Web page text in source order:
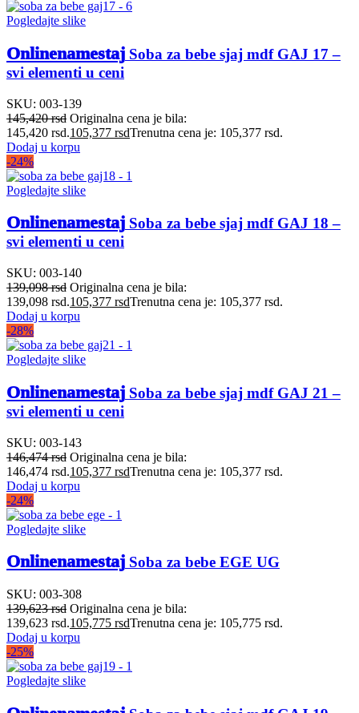
Pogledajte slike
Onlinenamestaj Soba za bebe sjaj mdf GAJ 17 –
svi elementi u ceni
SKU: 003-139
145,420rsd Originalna cena je bila:
145,420 rsd.105,377 rsdTrenutna cena je: 105,377 rsd.
Dodaj u korpu
-24%
Pogledajte slike
Onlinenamestaj Soba za bebe sjaj mdf GAJ 18 –
svi elementi u ceni
SKU: 003-140
139,098rsd Originalna cena je bila:
139,098 rsd.105,377 rsdTrenutna cena je: 105,377 rsd.
Dodaj u korpu
-28%
Pogledajte slike
Onlinenamestaj Soba za bebe sjaj mdf GAJ 21 –
svi elementi u ceni
SKU: 003-143
146,474rsd Originalna cena je bila:
146,474 rsd.105,377 rsdTrenutna cena je: 105,377 rsd.
Dodaj u korpu
-24%
Pogledajte slike
Onlinenamestaj Soba za bebe EGE UG
SKU: 003-308
139,623rsd Originalna cena je bila:
139,623 rsd.105,775 rsdTrenutna cena je: 105,775 rsd.
Dodaj u korpu
-25%
Pogledajte slike